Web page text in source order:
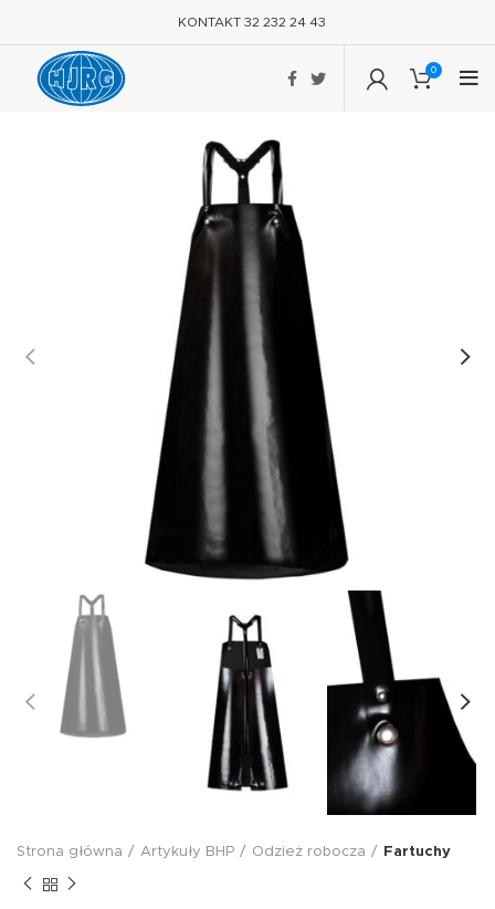
KONTAKT 32 232 24 43
0
Strona główna Artykuły BHP Odzież robocza Fartuchy